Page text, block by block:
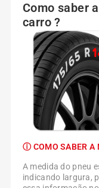
Como saber
carro ?
ⓘ COMO SABER A
A medida do pneu
indicando largura,